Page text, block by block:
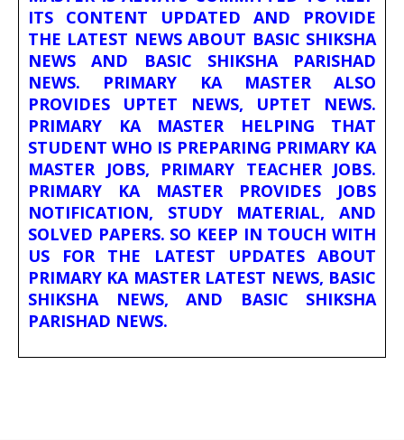
ITS CONTENT UPDATED AND PROVIDE
THE LATEST NEWS ABOUT BASIC SHIKSHA
NEWS AND BASIC SHIKSHA PARISHAD
NEWS. PRIMARY KA MASTER ALSO
PROVIDES UPTET NEWS, UPTET NEWS.
PRIMARY KA MASTER HELPING THAT
STUDENT WHO IS PREPARING PRIMARY KA
MASTER JOBS, PRIMARY TEACHER JOBS.
PRIMARY KA MASTER PROVIDES JOBS
NOTIFICATION, STUDY MATERIAL, AND
SOLVED PAPERS. SO KEEP IN TOUCH WITH
US FOR THE LATEST UPDATES ABOUT
PRIMARY KA MASTER LATEST NEWS, BASIC
SHIKSHA NEWS, AND BASIC SHIKSHA
PARISHAD NEWS.